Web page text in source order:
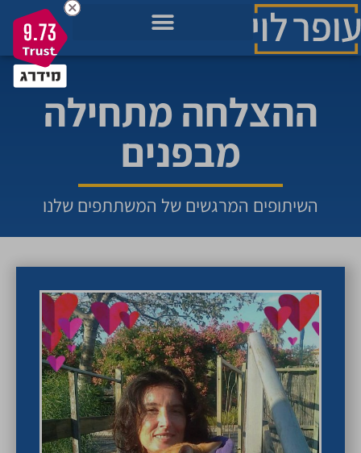
ההצלחה מתחילה
מבפנים
השיתופים המרגשים של המשתתפים שלנו
9.73